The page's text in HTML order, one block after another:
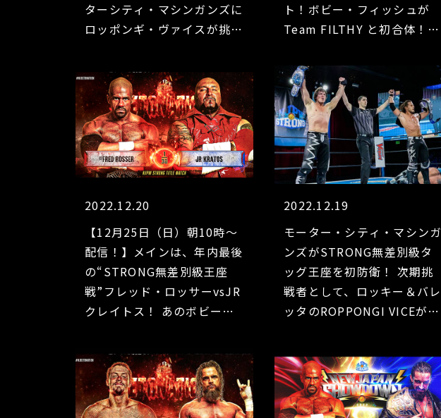
ターシティ・マシンガンズに
ロッポンギ・ヴァイスが挑
vsKENTA！ ウエストコース
ト・レッキングクルー
vsC4！
ト！ボビー・フィッシュが
Team FILTHY と初合体！マ
レラ!!
2022.12.20
【12月25日（日）朝10時～
配信！】メインは、年内最後
の“STRONG無差別級王座
戦”フレッド・ロッサーvsJR
クレイトス！ あのボビー・
マスカラ・ドラダが“元WWE
ルチャ戦士”リンセ・ドラド
とタッグ結成!!
2022.12.19
モーター・シティ・マシンガ
ンズがSTRONG無差別級タ
ッグ王座を初防衛！ 次期挑
戦者として、ロッキー＆バレ
ッタのROPPONGI VICEが急